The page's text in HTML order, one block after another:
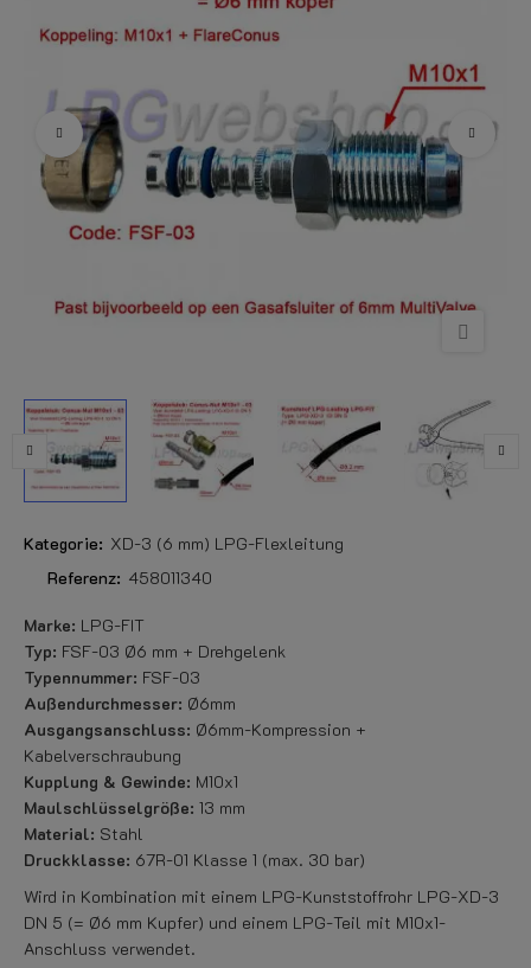
Kategorie: XD-3 (6 mm) LPG-Flexleitung
Referenz: 458011340
Marke: LPG-FIT
Typ: FSF-03 Ø6 mm + Drehgelenk
Typennummer: FSF-03
Außendurchmesser: Ø6mm
Ausgangsanschluss: Ø6mm-Kompression +
Kabelverschraubung
Kupplung & Gewinde: M10x1
Maulschlüsselgröße: 13 mm
Material: Stahl
Druckklasse: 67R-01 Klasse 1 (max. 30 bar)
Wird in Kombination mit einem LPG-Kunststoffrohr LPG-XD-3
DN 5 (= Ø6 mm Kupfer) und einem LPG-Teil mit M10x1-
Anschluss verwendet.